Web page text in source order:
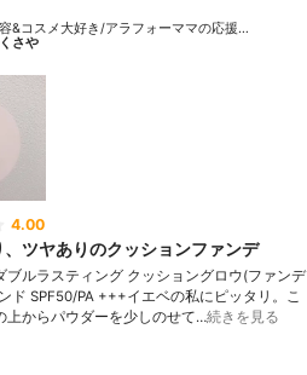
&コスメ大好き/アラフォーママの応援…
さや
4.00
、ツヤありのクッションファンデ
ブルラスティング クッショングロウ(ファンデ
ド SPF50/PA +++イエベの私にピッタリ。こ
上からパウダーを少しのせて…続きを見る